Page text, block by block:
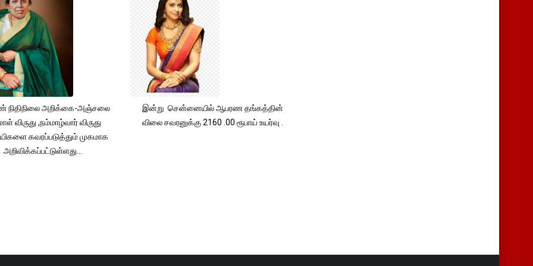
நிதிநிலை அறிக்கை-அஞ்சலை
விருது ,நம்மாழ்வார் விருது
கவரப்படுத்தும் முகமாக
அறிவிக்கப்பட்டுள்ளது...
இன்று சென்னையில் ஆபரண தங்கத்தின்
விலை சவரனுக்கு 2160 .00 ரூபாய் உயர்வு .